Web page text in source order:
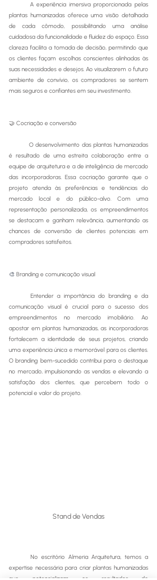
plantas humanizadas oferece uma visão detalhada
de cada cômodo, possibilitando uma análise
cuidadosa da funcionalidade e fluidez do espaço. Essa
clareza facilita a tomada de decisão, permitindo que
os clientes façam escolhas conscientes alinhadas às
suas necessidades e desejos. Ao visualizarem o futuro
ambiente de convívio, os compradores se sentem
mais seguros e confiantes em seu investimento.
🤝 Cocriação e conversão
	O desenvolvimento das plantas humanizadas
é resultado de uma estreita colaboração entre a
equipe de arquitetura e a de inteligência de mercado
das incorporadoras. Essa cocriação garante que o
projeto atenda às preferências e tendências do
mercado local e do público-alvo. Com uma
representação personalizada, os empreendimentos
se destacam e ganham relevância, aumentando as
chances de conversão de clientes potenciais em
compradores satisfeitos.
🎨 Branding e comunicação visual
comunicação visual é crucial para o sucesso dos
empreendimentos no mercado imobiliário. Ao
apostar em plantas humanizadas, as incorporadoras
fortalecem a identidade de seus projetos, criando
uma experiência única e memorável para os clientes.
O branding bem-sucedido contribui para o destaque
no mercado, impulsionando as vendas e elevando a
satisfação dos clientes, que percebem todo o
potencial e valor do projeto.
Stand de Vendas
expertise necessária para criar plantas humanizadas
que potencializam os resultados de